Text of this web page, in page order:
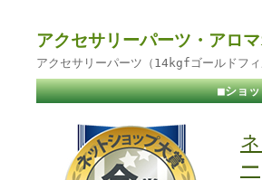
アクセサリーパーツ・アロ
アクセサリーパーツ（14kgfゴールドフ
■ショ
ー